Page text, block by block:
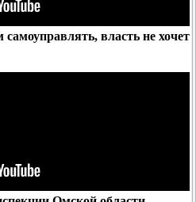
власть не хочет